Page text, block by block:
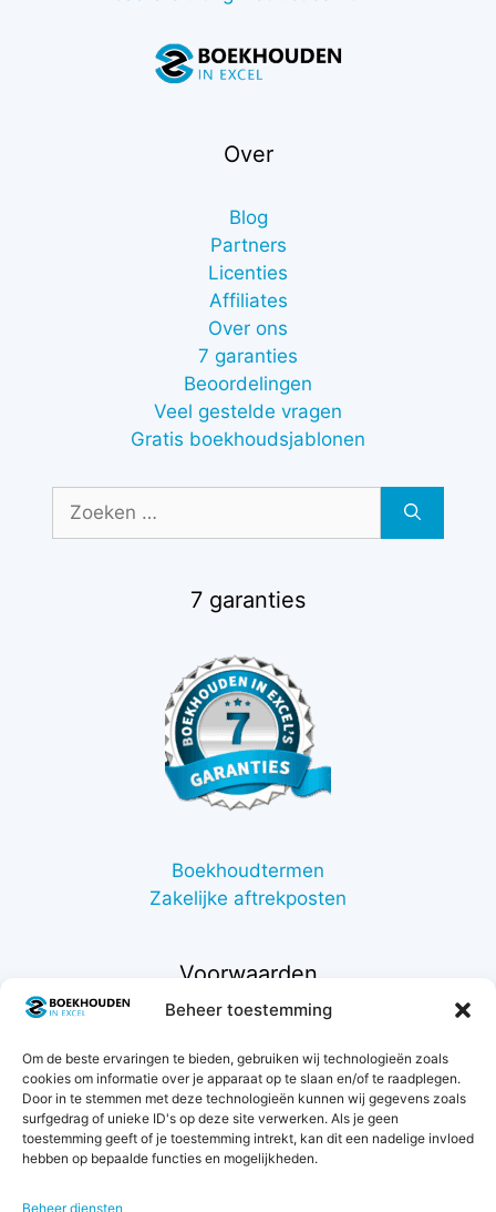
Beheer toestemming
Om de beste ervaringen te bieden, gebruiken wij technologieën zoals
cookies om informatie over je apparaat op te slaan en/of te raadplegen.
Door in te stemmen met deze technologieën kunnen wij gegevens zoals
surfgedrag of unieke ID's op deze site verwerken. Als je geen
toestemming geeft of je toestemming intrekt, kan dit een nadelige invloed
hebben op bepaalde functies en mogelijkheden.
Beheer diensten
Over
Blog
Partners
Licenties
Affiliates
Over ons
7 garanties
Beoordelingen
Veel gestelde vragen
Gratis boekhoudsjablonen
naar:
7 garanties
Boekhoudtermen
Zakelijke aftrekposten
Voorwaarden
Support
Retourneren
Privacybeleid
Betaalmethodes